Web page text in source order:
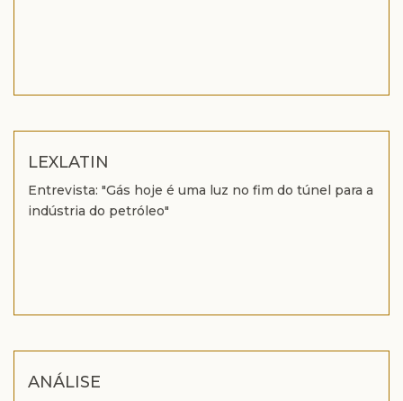
LEXLATIN
Entrevista: "Gás hoje é uma luz no fim do túnel para a
indústria do petróleo"
ANÁLISE